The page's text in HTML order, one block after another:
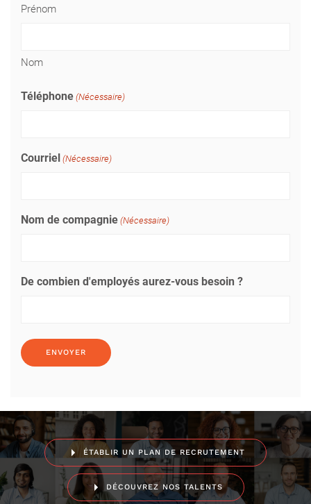
Prénom
Nom
Téléphone (Nécessaire)
Courriel (Nécessaire)
Nom de compagnie (Nécessaire)
De combien d'employés aurez-vous besoin ?
ÉTABLIR UN PLAN DE RECRUTEMENT
DÉCOUVREZ NOS TALENTS